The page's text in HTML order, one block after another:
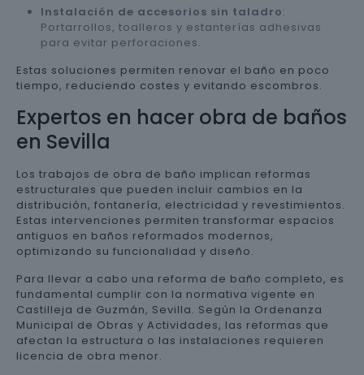
Instalación de accesorios sin taladro:
Portarrollos, toalleros y estanterías adhesivas
para evitar perforaciones.
Estas soluciones permiten renovar el baño en poco
tiempo, reduciendo costes y evitando escombros.
Expertos en hacer obra de baños
en Sevilla
Los trabajos de obra de baño implican reformas
estructurales que pueden incluir cambios en la
distribución, fontanería, electricidad y revestimientos.
Estas intervenciones permiten transformar espacios
antiguos en baños reformados modernos,
optimizando su funcionalidad y diseño.
Para llevar a cabo una reforma de baño completo, es
fundamental cumplir con la normativa vigente en
Castilleja de Guzmán, Sevilla. Según la Ordenanza
Municipal de Obras y Actividades, las reformas que
afectan la estructura o las instalaciones requieren
licencia de obra menor.